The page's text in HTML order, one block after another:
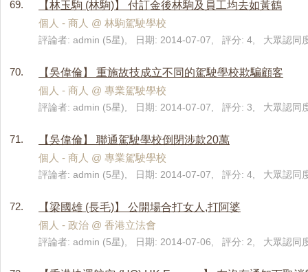
69.
【林玉駒 (林駒)】 付訂金後林駒及員工均去如黃鶴
個人 - 商人 @ 林駒駕駛學校
評論者: admin (5星), 日期: 2014-07-07, 評分: 4, 大眾認同
70.
【吳偉倫】 重施故技成立不同的駕駛學校欺騙顧客
個人 - 商人 @ 專業駕駛學校
評論者: admin (5星), 日期: 2014-07-07, 評分: 3, 大眾認同
71.
【吳偉倫】 聯通駕駛學校倒閉涉款20萬
個人 - 商人 @ 專業駕駛學校
評論者: admin (5星), 日期: 2014-07-07, 評分: 4, 大眾認同
72.
【梁國雄 (長毛)】 公開場合打女人,打阿婆
個人 - 政治 @ 香港立法會
評論者: admin (5星), 日期: 2014-07-06, 評分: 2, 大眾認同